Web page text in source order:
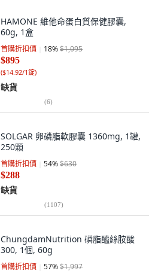
HAMONE 維他命蛋白質保健膠囊,
60g, 1盒
首購折扣價 18%$1,095
$895
($14.92/1錠)
缺貨
(6)
SOLGAR 卵磷脂軟膠囊 1360mg, 1罐,
250顆
首購折扣價 54%$630
$288
缺貨
(1107)
ChungdamNutrition 磷脂醯絲胺酸
300, 1個, 60g
首購折扣價 57%$1,997